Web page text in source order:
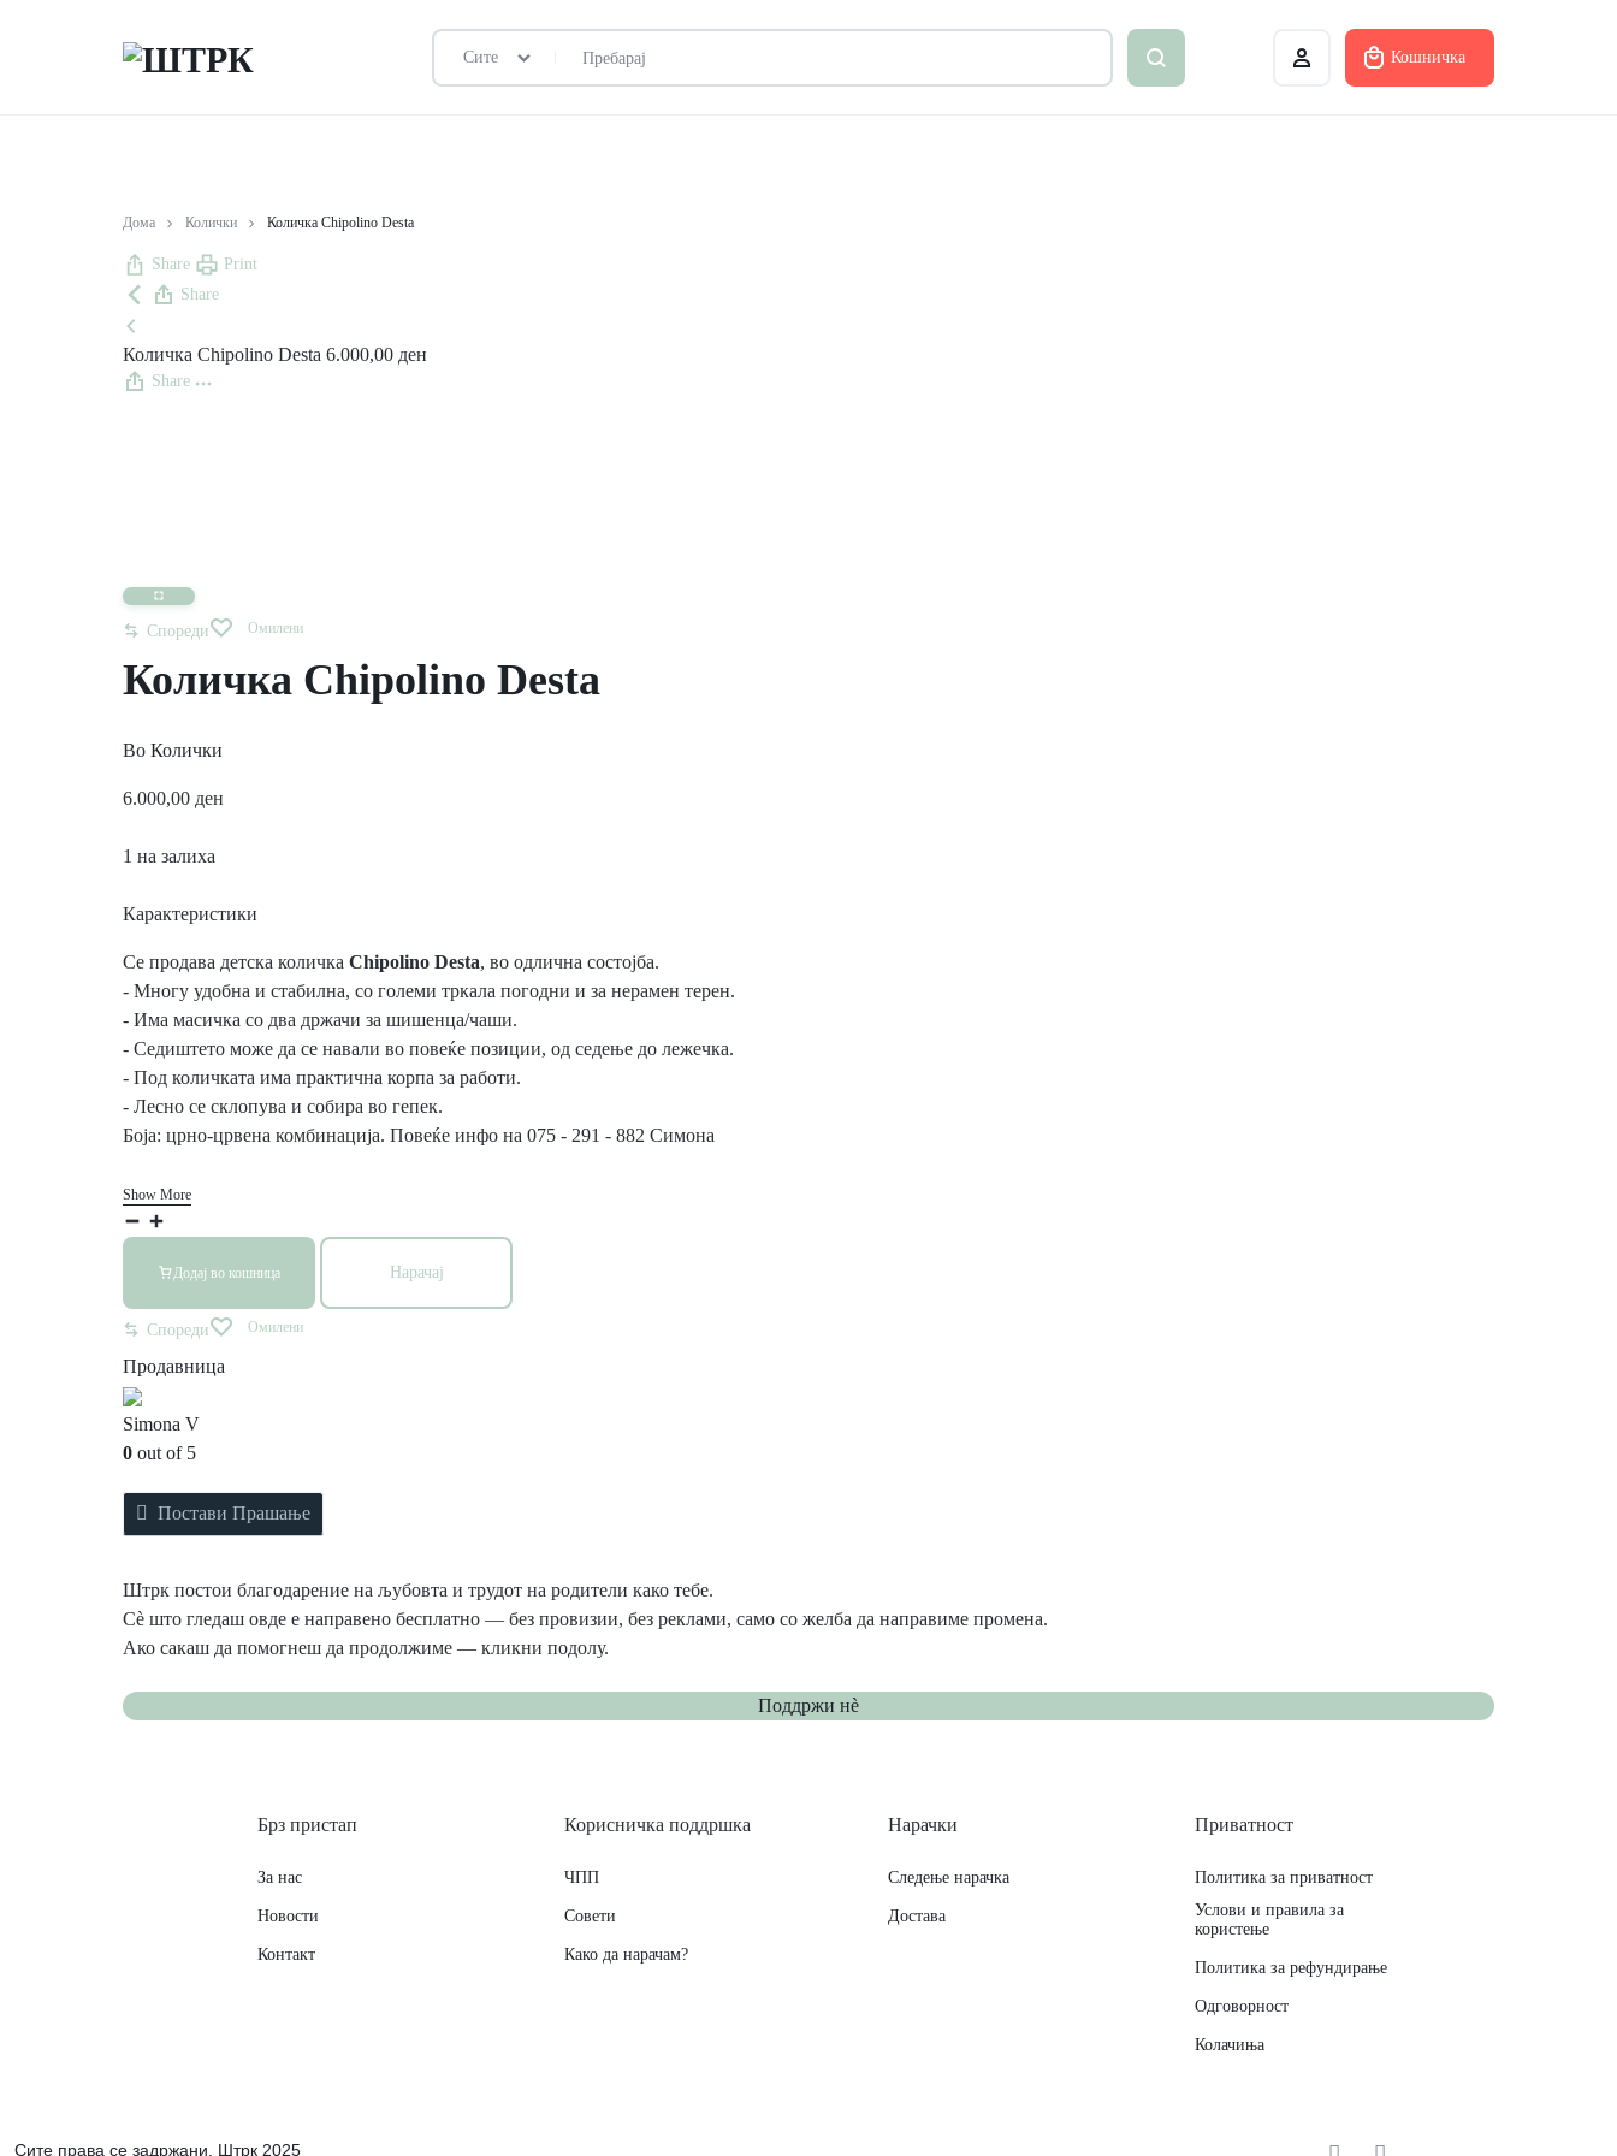
Сите Кошничка
Дома Колички Количка Chipolino Desta
Share
Print
Share
Количка Chipolino Desta 6.000,00 ден
Share
Спореди Омилени
Количка Chipolino Desta
Во Колички
6.000,00 ден
1 на залиха
Карактеристики
Се продава детска количка Chipolino Desta, во одлична состојба.
- Многу удобна и стабилна, со големи тркала погодни и за нерамен терен.
- Има масичка со два држачи за шишенца/чаши.
- Седиштето може да се навали во повеќе позиции, од седење до лежечка.
- Под количката има практична корпа за работи.
- Лесно се склопува и собира во гепек.
Боја: црно-црвена комбинација. Повеќе инфо на 075 - 291 - 882 Симона
Show More
Додај во кошница Нарачај
Спореди Омилени
Продавница
Simona V
0 out of 5
Постави Прашање
Штрк постои благодарение на љубовта и трудот на родители како тебе.
Сè што гледаш овде е направено бесплатно — без провизии, без реклами, само со желба да направиме промена.
Ако сакаш да помогнеш да продолжиме — кликни подолу.
Поддржи нѐ
Брз пристап
За нас
Новости
Контакт
Корисничка поддршка
ЧПП
Совети
Како да нарачам?
Нарачки
Следење нарачка
Достава
Приватност
Политика за приватност
Услови и правила за
користење
Политика за рефундирање
Одговорност
Колачиња
Сите права се задржани. Штрк 2025